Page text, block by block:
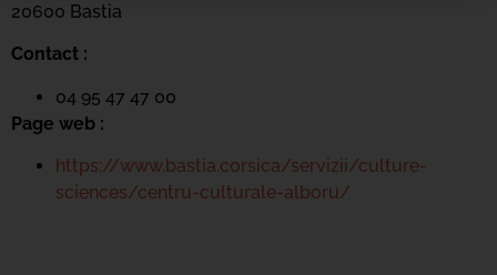
20600 Bastia
Contact :
04 95 47 47 00
Page web :
https://www.bastia.corsica/servizii/culture-
sciences/centru-culturale-alboru/